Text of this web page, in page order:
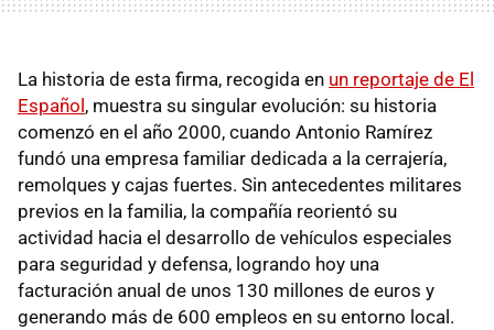
La historia de esta firma, recogida en un reportaje de El
Español , muestra su singular evolución: su historia
comenzó en el año 2000, cuando Antonio Ramírez
fundó una empresa familiar dedicada a la cerrajería,
remolques y cajas fuertes. Sin antecedentes militares
previos en la familia, la compañía reorientó su
actividad hacia el desarrollo de vehículos especiales
para seguridad y defensa, logrando hoy una
facturación anual de unos 130 millones de euros y
generando más de 600 empleos en su entorno local.